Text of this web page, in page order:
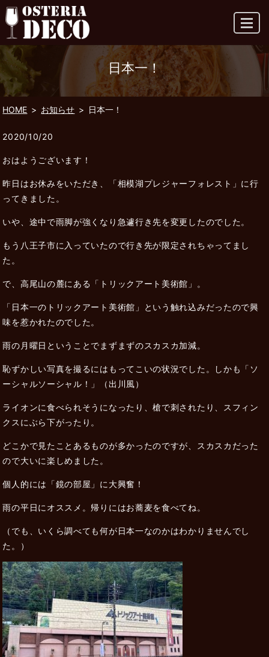
MENU
日本一！
HOME お知らせ 日本一！
2020/10/20
おはようございます！
昨日はお休みをいただき、「相模湖プレジャーフォレスト」に行
ってきました。
いや、途中で雨脚が強くなり急遽行き先を変更したのでした。
もう八王子市に入っていたので行き先が限定されちゃってまし
た。
で、高尾山の麓にある「トリックアート美術館」。
「日本一のトリックアート美術館」という触れ込みだったので興
味を惹かれたのでした。
雨の月曜日ということでまずまずのスカスカ加減。
恥ずかしい写真を撮るにはもってこいの状況でした。しかも「ソ
ーシャルソーシャル！」（出川風）
ライオンに食べられそうになったり、槍で刺されたり、スフィン
クスにぶら下がったり。
どこかで見たことあるものが多かったのですが、スカスカだった
ので大いに楽しめました。
個人的には「鏡の部屋」に大興奮！
雨の平日にオススメ。帰りにはお蕎麦を食べてね。
（でも、いくら調べても何が日本一なのかはわかりませんでし
た。）